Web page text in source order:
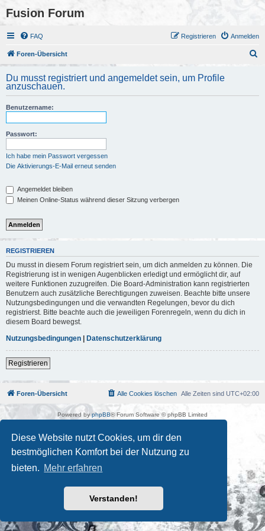
Diese Website nutzt Cookies, um dir den
bestmöglichen Komfort bei der Nutzung zu
bieten. Mehr erfahren
Verstanden!
Fusion Forum
FAQ Anmelden
Registrieren
Foren-Übersicht
h
Du musst registriert und angemeldet sein, um Profile
anzuschauen.
Benutzername:
Passwort:
Ich habe mein Passwort vergessen
Die Aktivierungs-E-Mail erneut senden
Angemeldet bleiben
Meinen Online-Status während dieser Sitzung verbergen
REGISTRIEREN
Du musst in diesem Forum registriert sein, um dich anmelden zu können. Die
Registrierung ist in wenigen Augenblicken erledigt und ermöglicht dir, auf
weitere Funktionen zuzugreifen. Die Board-Administration kann registrierten
Benutzern auch zusätzliche Berechtigungen zuweisen. Beachte bitte unsere
Nutzungsbedingungen und die verwandten Regelungen, bevor du dich
registrierst. Bitte beachte auch die jeweiligen Forenregeln, wenn du dich in
diesem Board bewegst.
Nutzungsbedingungen | Datenschutzerklärung
Registrieren
Foren-Übersicht Alle Zeiten sind UTC+02:00
Alle Cookies löschen
Powered by phpBB® Forum Software © phpBB Limited
Kulturkosmos Müritz e.V|Fusion Festival|Mastodon